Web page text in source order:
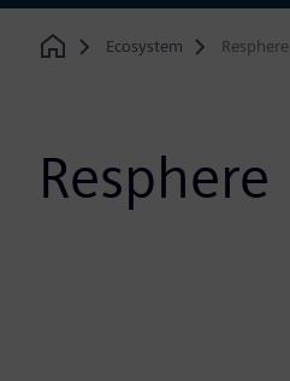
Home
Ecosystem Resphere
Resphere